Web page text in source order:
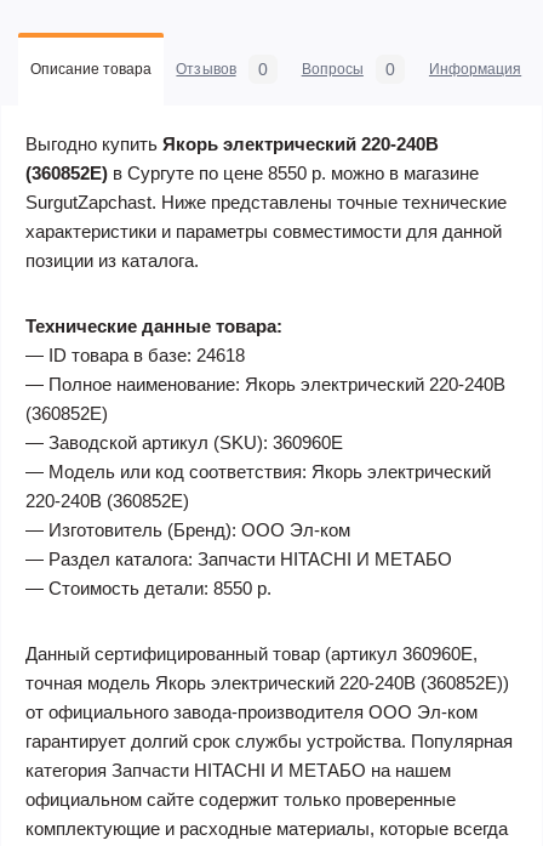
Описание товара Отзывов 0 Вопросы 0 Информация
Выгодно купить Якорь электрический 220-240В
(360852E) в Сургуте по цене 8550 р. можно в магазине
SurgutZapchast. Ниже представлены точные технические
характеристики и параметры совместимости для данной
позиции из каталога.
Технические данные товара:
— ID товара в базе: 24618
— Полное наименование: Якорь электрический 220-240В
(360852E)
— Заводской артикул (SKU): 360960E
— Модель или код соответствия: Якорь электрический
220-240В (360852E)
— Изготовитель (Бренд): ООО Эл-ком
— Раздел каталога: Запчасти HITACHI И МЕТАБО
— Стоимость детали: 8550 р.
Данный сертифицированный товар (артикул 360960E,
точная модель Якорь электрический 220-240В (360852E))
от официального завода-производителя ООО Эл-ком
гарантирует долгий срок службы устройства. Популярная
категория Запчасти HITACHI И МЕТАБО на нашем
официальном сайте содержит только проверенные
комплектующие и расходные материалы, которые всегда